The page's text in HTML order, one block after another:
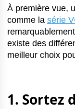
À première vue,
comme la série
existe des
meilleur choix
1. Sortez